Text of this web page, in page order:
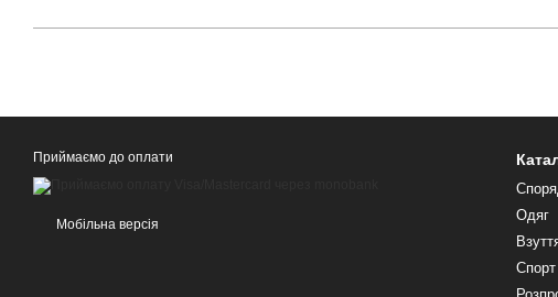
Приймаємо до оплати
Мобільна версія
Одяг
Спорт